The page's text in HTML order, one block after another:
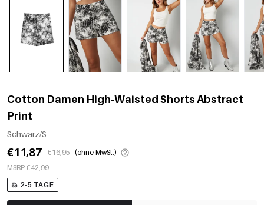
Cotton Damen High-Waisted Shorts Abstract
Print
Schwarz/S
€11,87 €16,95 (ohne MwSt.)
MSRP €42,99
2-5 TAGE